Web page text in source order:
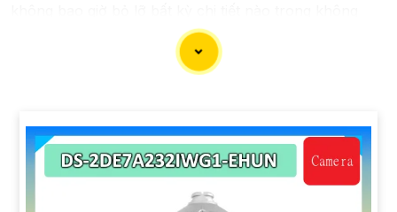
gian giám sát. Hệ thống camera hiện đại này cho phép
quay xoay 360 độ, giúp ghi lại mọi góc cạnh và hành
động trong ngôi nhà, văn phòng hay cửa hàng của bạn
liên hệ với chúng tôi ngay hôm nay để biết thêm thông
tin chi tiết và được tư vấn miễn phí."
Hy vọng câu này sẽ giúp bạn trong việc giới thiệu dịch
vụ lắp đặt Camera Quay Xoay 360. Nếu bạn cần thêm